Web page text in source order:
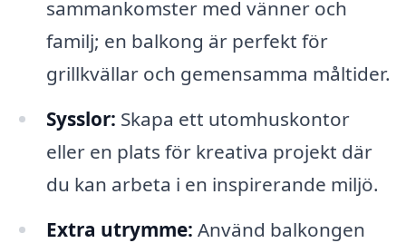
sammankomster med vänner och
familj; en balkong är perfekt för
grillkvällar och gemensamma måltider.
Sysslor: Skapa ett utomhuskontor
eller en plats för kreativa projekt där
du kan arbeta i en inspirerande miljö.
Extra utrymme: Använd balkongen